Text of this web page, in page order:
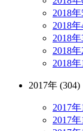
2018年
2018年
2018年
2018年
2018年
2017年 (304)
2017年
2017年